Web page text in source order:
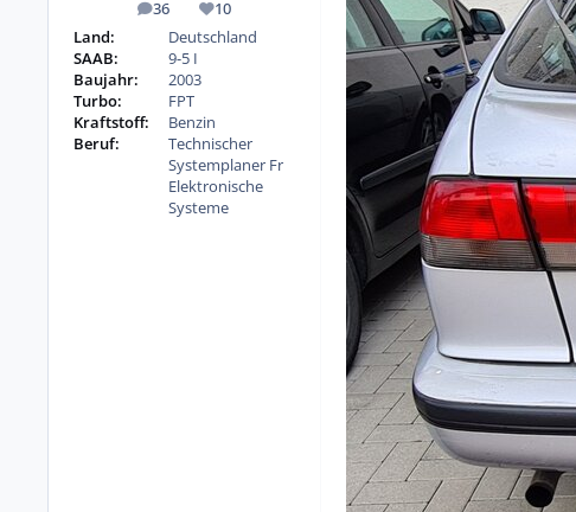
36
Beiträge 10
Reputation
Land:
Deutschland
SAAB:
9-5 I
Baujahr:
2003
Turbo:
FPT
Kraftstoff:
Benzin
Beruf:
Technischer
Systemplaner Fr
Elektronische
Systeme